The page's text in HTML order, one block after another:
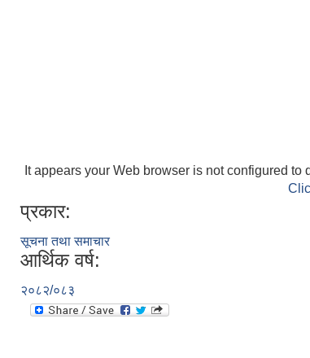
It appears your Web browser is not configured to
प्रकार:
सूचना तथा समाचार
आर्थिक वर्ष:
२०८२/०८३